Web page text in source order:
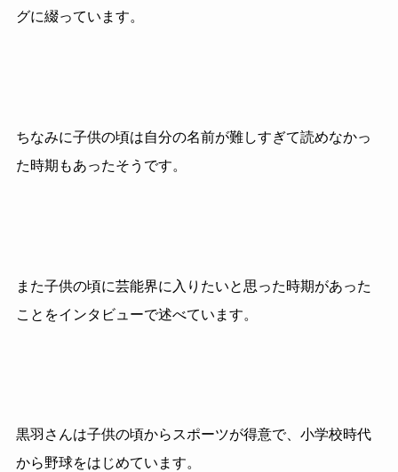
グに綴っています。
ちなみに子供の頃は自分の名前が難しすぎて読めなかっ
た時期もあったそうです。
また子供の頃に芸能界に入りたいと思った時期があった
ことをインタビューで述べています。
黒羽さんは子供の頃からスポーツが得意で、小学校時代
から野球をはじめています。